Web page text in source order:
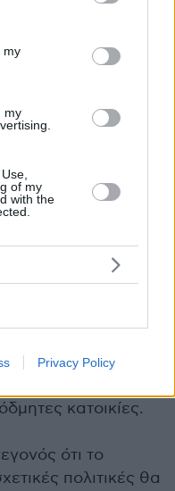
its third-party tags to
in below Google
my
my
of my
with the
Privacy Policy
κρίση.
ότι
ακινήτων σε
μίσθωσης ανά έτος,
ζωνών
της
νέα προσφορά
κατοικίες.
ότι το
πολιτικές θα